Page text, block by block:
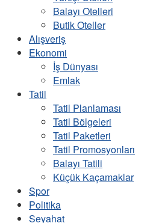
Balayı Otelleri
Butik Oteller
Alışveriş
Ekonomi
İş Dünyası
Emlak
Tatil
Tatil Planlaması
Tatil Bölgeleri
Tatil Paketleri
Tatil Promosyonları
Balayı Tatili
Küçük Kaçamaklar
Spor
Politika
Seyahat